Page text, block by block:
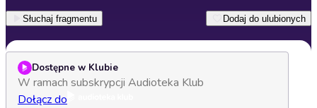
Słuchaj fragmentu Dodaj do ulubionych
Dostępne w Klubie
W ramach subskrypcji Audioteka Klub
Dołącz do